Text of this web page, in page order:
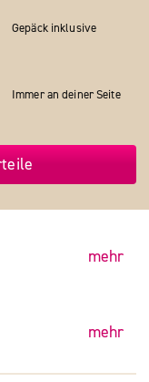
Gepäck inklusive
Immer an deiner Seite
mehr
mehr